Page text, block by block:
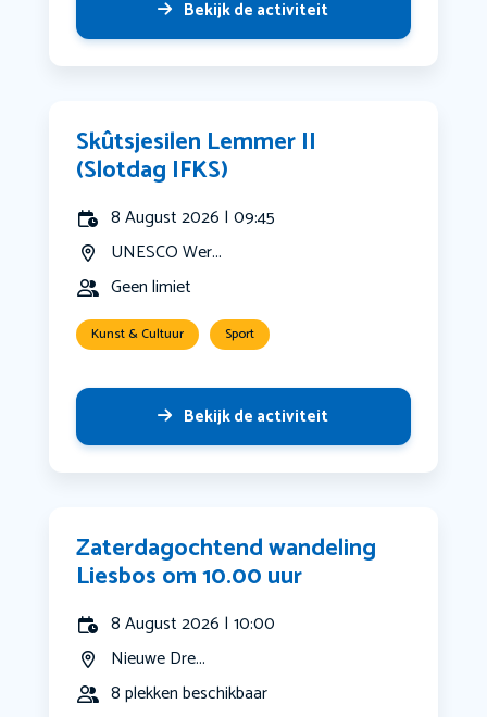
Bekijk de activiteit
Skûtsjesilen Lemmer II
(Slotdag IFKS)
8 August 2026 | 09:45
UNESCO Wer...
Geen limiet
Kunst & Cultuur Sport
Bekijk de activiteit
Zaterdagochtend wandeling
Liesbos om 10.00 uur
8 August 2026 | 10:00
Nieuwe Dre...
8 plekken beschikbaar